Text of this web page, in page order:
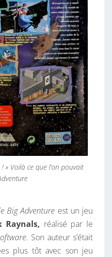
» Voilà ce que l’on pouvait
Big Adventure est un jeu
Raynals, réalisé par le
. Son auteur s’était
plus tôt avec son jeu